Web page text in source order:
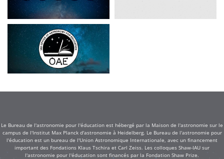
Le Bureau de l'astronomie pour l'éducation est hébergé par la Maison de l'astronomie sur le
campus de l'Institut Max Planck d'astronomie à Heidelberg. Le Bureau de l'astronomie pour
l'éducation est un bureau de l'Union Astronomique Internationale, avec un financement
important des Fondations Klaus Tschira et Carl Zeiss. Les colloques Shaw-IAU sur
l'astronomie pour l'éducation sont financés par la Fondation Shaw Prize.